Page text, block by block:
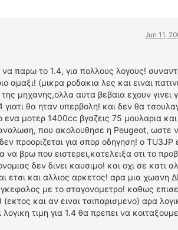
Jun 11,
παρω το 1.4, για πολλους λογους!
(μικρα ροδακια λες και ειναι
μηχανης,ολλα αυτα βεβαια εχουν γινει
θα ηταν υπερβολη! και δεν θα
μοτερ 1400cc βγαζεις 75 μουλαρια και
που ακολουθησε η Peugeot, ωστε
προοριζεται για σπορ οδηγηση! ο TU3JP
βρω που ειστερει,κατελειξα οτι το
δεν δινει καυσιμο! και οχι σε κατι
ετσι και αλλιος αρκετος! αρα μια χωανη
με το σταγονομετρο! καθως
και αν ειναι τσιπαρισμενο) αρα
τιμη για 1.4 θα πρεπει να κοιταξουμε